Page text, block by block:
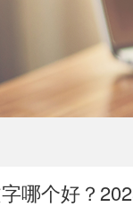
哪个好？